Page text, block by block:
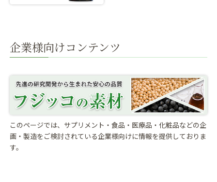
企業様向けコンテンツ
このページでは、サプリメント・食品・医療品・化粧品などの企
画・製造をご検討されている企業様向けに情報を提供しておりま
す。